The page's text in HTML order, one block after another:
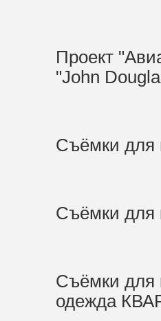
Проект
"John
Съёмки для
Съёмки для
Съёмки для
одежда